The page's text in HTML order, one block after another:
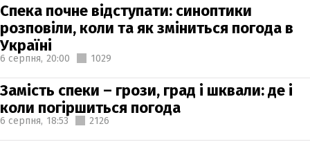
Спека почне відступати: синоптики
розповіли, коли та як зміниться погода в
Україні
6 серпня, 20:00 1029
Замість спеки – грози, град і шквали: де і
коли погіршиться погода
6 серпня, 18:53 2126